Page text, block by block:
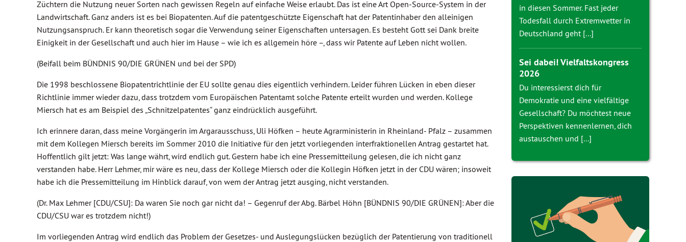
Züchtern die Nutzung neuer Sorten nach gewissen Regeln auf einfache Weise erlaubt. Das ist eine Art Open-Source-System in der
Landwirtschaft. Ganz anders ist es bei Biopatenten. Auf die patentgeschützte Eigenschaft hat der Patentinhaber den alleinigen
Nutzungsanspruch. Er kann theoretisch sogar die Verwendung seiner Eigenschaften untersagen. Es besteht Gott sei Dank breite
Einigkeit in der Gesellschaft und auch hier im Hause – wie ich es allgemein höre –, dass wir Patente auf Leben nicht wollen.
(Beifall beim BÜNDNIS 90/DIE GRÜNEN und bei der SPD)
Die 1998 beschlossene Biopatentrichtlinie der EU sollte genau dies eigentlich verhindern. Leider führen Lücken in eben dieser
Richtlinie immer wieder dazu, dass trotzdem vom Europäischen Patentamt solche Patente erteilt wurden und werden. Kollege
Miersch hat es am Beispiel des „Schnitzelpatentes“ ganz eindrücklich ausgeführt.
Ich erinnere daran, dass meine Vorgängerin im Argarausschuss, Uli Höfken – heute Agrarministerin in Rheinland- Pfalz – zusammen
mit dem Kollegen Miersch bereits im Sommer 2010 die Initiative für den jetzt vorliegenden interfraktionellen Antrag gestartet hat.
Hoffentlich gilt jetzt: Was lange währt, wird endlich gut. Gestern habe ich eine Pressemitteilung gelesen, die ich nicht ganz
verstanden habe. Herr Lehmer, mir wäre es neu, dass der Kollege Miersch oder die Kollegin Höfken jetzt in der CDU wären; insoweit
habe ich die Pressemitteilung im Hinblick darauf, von wem der Antrag jetzt ausging, nicht verstanden.
(Dr. Max Lehmer [CDU/CSU]: Da waren Sie noch gar nicht da! – Gegenruf der Abg. Bärbel Höhn [BÜNDNIS 90/DIE GRÜNEN]: Aber die
CDU/CSU war es trotzdem nicht!)
Im vorliegenden Antrag wird endlich das Problem der Gesetzes- und Auslegungslücken bezüglich der Patentierung von traditionell
in diesen Sommer. Fast jeder
Todesfall durch Extremwetter in
Deutschland geht [...]
Sei dabei! Vielfaltskongress
2026
Du interessierst dich für
Demokratie und eine vielfältige
Gesellschaft? Du möchtest neue
Perspektiven kennenlernen, dich
austauschen und [...]